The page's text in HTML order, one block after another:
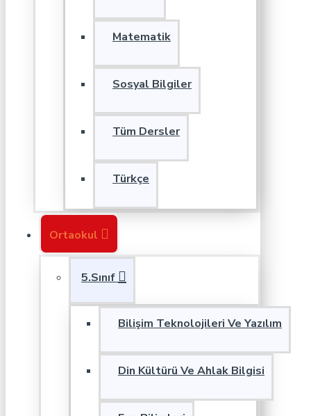
Matematik
Sosyal Bilgiler
Tüm Dersler
Türkçe
Ortaokul
5.Sınıf
Bilişim Teknolojileri Ve Yazılım
Din Kültürü Ve Ahlak Bilgisi